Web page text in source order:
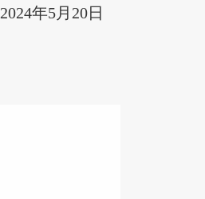
2024年5月20日